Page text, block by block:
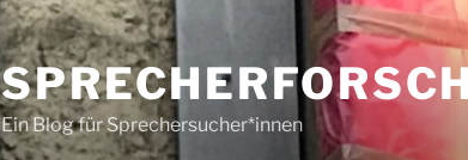
Ein Blog für Sprechersucher*innen